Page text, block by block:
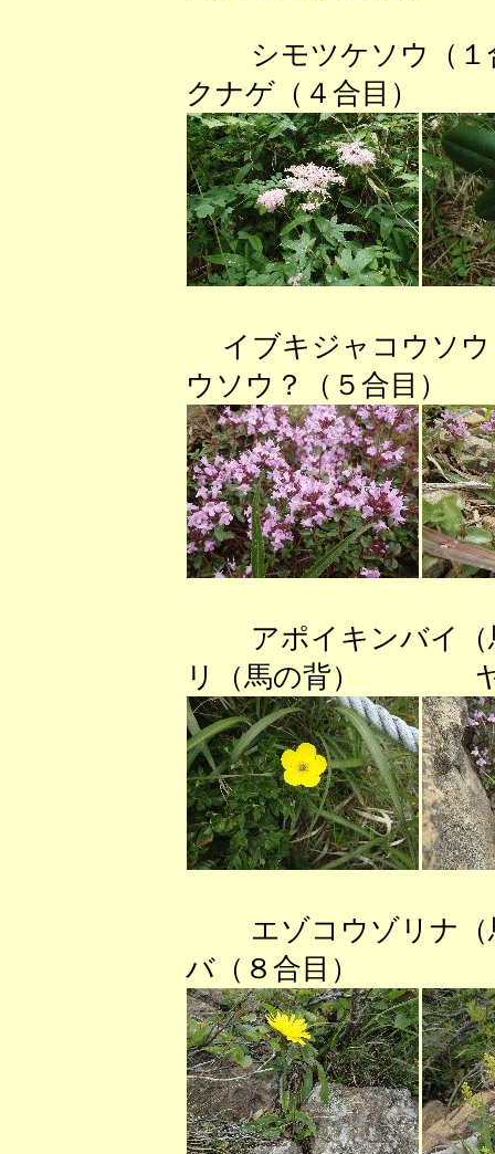
シモツケソウ（
クナゲ（４合目
イブキジャコウソ
ウソウ？（５合目）
アポイキンバイ
リ（馬の背） ヤ
エゾコウゾリ
バ（８合目）